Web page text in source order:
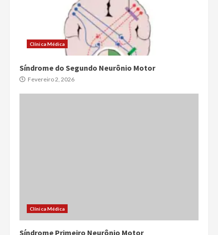
Clínica Médica
Síndrome do Segundo Neurônio Motor
Fevereiro 2, 2026
Clínica Médica
Síndrome Primeiro Neurônio Motor